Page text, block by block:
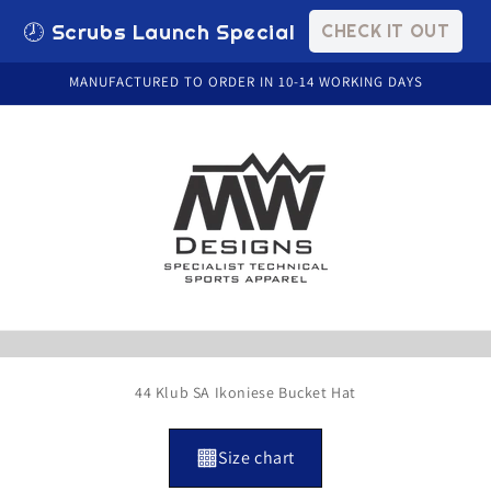
🕗 Scrubs Launch Special CHECK IT OUT
MANUFACTURED TO ORDER IN 10-14 WORKING DAYS
44 Klub SA Ikoniese Bucket Hat
Size chart